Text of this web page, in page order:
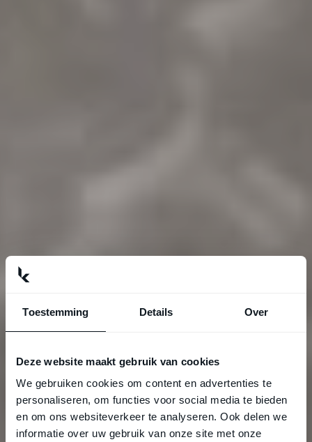
Toestemming Details Over
Deze website maakt gebruik van cookies
We gebruiken cookies om content en advertenties te
personaliseren, om functies voor social media te bieden
en om ons websiteverkeer te analyseren. Ook delen we
informatie over uw gebruik van onze site met onze